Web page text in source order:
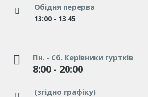
Обідня перерва
13:00 - 13:45
Пн. - Сб. Керівники гуртків
8:00 - 20:00
(згідно графіку)